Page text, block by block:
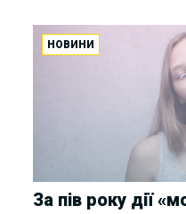
НОВИНИ
За пів року дії